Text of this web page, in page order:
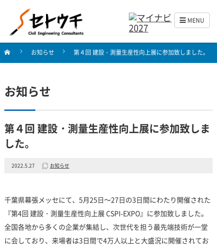
MENU
お知らせ 第４回 建設・測量生産性向上展に参加致しました。
お知らせ
第４回 建設・測量生産性向上展に参加致しま
した。
2022.5.27 お知らせ
千葉県幕張メッセにて、5月25日～27日の3日間にわたり開催された
『第4回 建設・測量生産性向上展 CSPI-EXPO』に参加致しました。
全国各地から多くの企業が集結し、次世代を担う最先端技術が一堂
に会しており、来場者は3日間で4万人以上と大盛況に開催されてお